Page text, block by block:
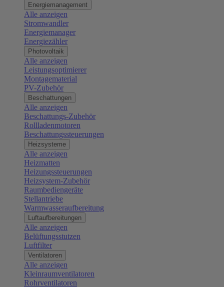
Energiemanagement
Alle anzeigen
Stromwandler
Energiemanager
Energiezähler
Photovoltaik
Alle anzeigen
Leistungsoptimierer
Montagematerial
PV-Zubehör
Beschattungen
Alle anzeigen
Beschattungs-Zubehör
Rollladenmotoren
Beschattungssteuerungen
Heizsysteme
Alle anzeigen
Heizmatten
Heizungssteuerungen
Heizsystem-Zubehör
Raumbediengeräte
Stellantriebe
Warmwasseraufbereitung
Luftaufbereitungen
Alle anzeigen
Belüftungsstutzen
Luftfilter
Ventilatoren
Alle anzeigen
Kleinraumventilatoren
Rohrventilatoren